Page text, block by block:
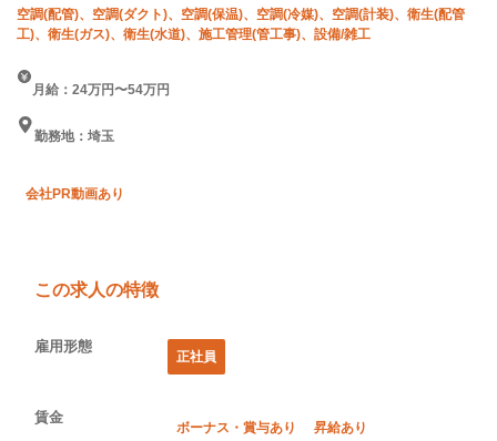
空調(配管)、空調(ダクト)、空調(保温)、空調(冷媒)、空調(計装)、衛生(配管
工)、衛生(ガス)、衛生(水道)、施工管理(管工事)、設備/雑工
月給：24万円〜54万円
勤務地：埼玉
会社PR動画あり
この求人の特徴
雇用形態
正社員
賃金
ボーナス・賞与あり 昇給あり